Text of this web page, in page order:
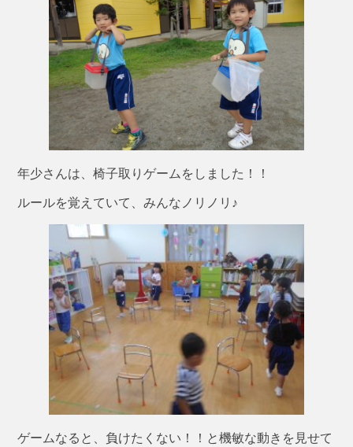
年少さんは、椅子取りゲームをしました！！
ルールを覚えていて、みんなノリノリ♪
ゲームなると、負けたくない！！と機敏な動きを見せて